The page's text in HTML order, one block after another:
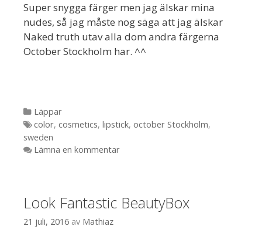
Super snygga färger men jag älskar mina
nudes, så jag måste nog säga att jag älskar
Naked truth utav alla dom andra färgerna
October Stockholm har. ^^
Kategorier
Läppar
Etiketter
color, cosmetics, lipstick, october Stockholm,
sweden
Lämna en kommentar
Look Fantastic BeautyBox
21 juli, 2016 av Mathiaz